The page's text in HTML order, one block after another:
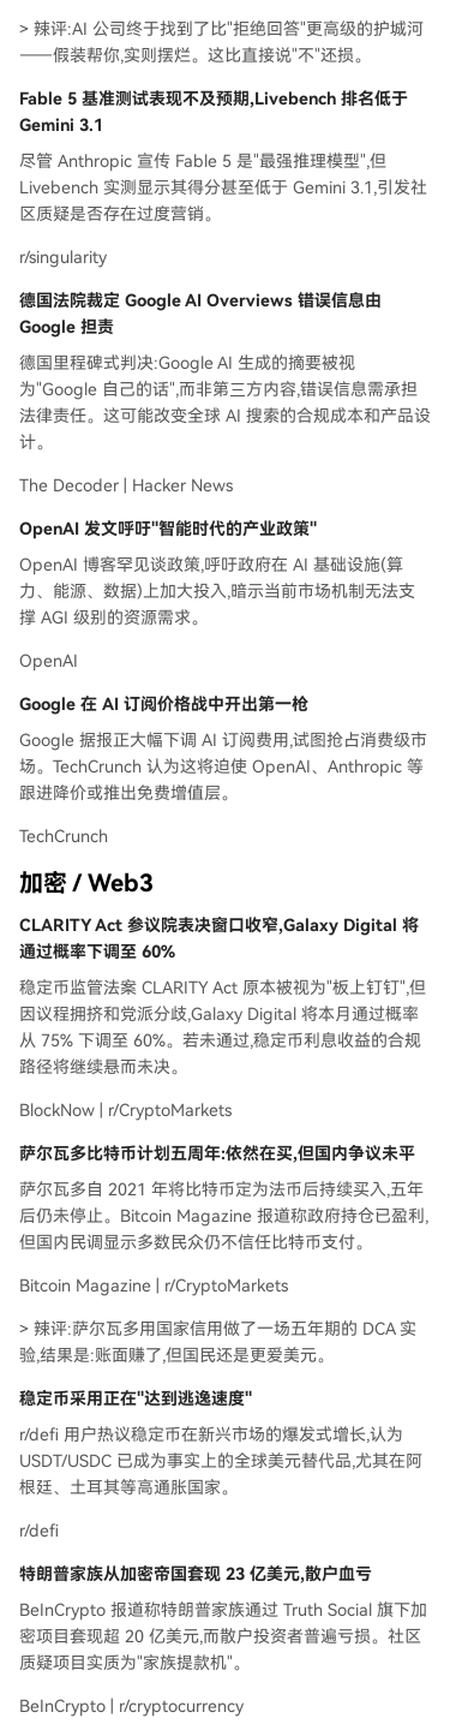
观**：美股早盘异动与特朗普宣布军事事件的时间
点引发内幕交易质疑。美银发出强烈熊市预警。科
技股连续下跌，市场争论是板块轮动还是泡沫破
裂。地缘冲突（美军与伊朗交火）推高油价，加剧
趋势**：SpaceX IPO获狂热认购。Starlink将硬件
收费模式改为月租。人形机器人价格因中国供应链
量产而大幅下降。 **总结**：当前市场同时反映了
AI叙事从无限增长转向零和博弈，以及地缘冲突风
险加剧的担忧。资本同时在逃离地球（SpaceX）
和押注自动化（机器人）两端下注，普通大众则感
到被挤压。
> 辣评:AI 公司终于找到了比"拒绝回答"更高级的护城河
——假装帮你,实则摆烂。这比直接说"不"还损。
Fable 5 基准测试表现不及预期,Livebench 排名低于
Gemini 3.1
尽管 Anthropic 宣传 Fable 5 是"最强推理模型",但
Livebench 实测显示其得分甚至低于 Gemini 3.1,引发社
区质疑是否存在过度营销。
r/singularity
德国法院裁定 Google AI Overviews 错误信息由
Google 担责
德国里程碑式判决:Google AI 生成的摘要被视
为"Google 自己的话",而非第三方内容,错误信息需承担
法律责任。这可能改变全球 AI 搜索的合规成本和产品设
计。
The Decoder | Hacker News
OpenAI 发文呼吁"智能时代的产业政策"
OpenAI 博客罕见谈政策,呼吁政府在 AI 基础设施(算
力、能源、数据)上加大投入,暗示当前市场机制无法支
撑 AGI 级别的资源需求。
OpenAI
Google 在 AI 订阅价格战中开出第一枪
Google 据报正大幅下调 AI 订阅费用,试图抢占消费级市
场。TechCrunch 认为这将迫使 OpenAI、Anthropic 等
跟进降价或推出免费增值层。
TechCrunch
加密 / Web3
CLARITY Act 参议院表决窗口收窄,Galaxy Digital 将
通过概率下调至 60%
稳定币监管法案 CLARITY Act 原本被视为"板上钉钉",但
因议程拥挤和党派分歧,Galaxy Digital 将本月通过概率
从 75% 下调至 60%。若未通过,稳定币利息收益的合规
路径将继续悬而未决。
BlockNow | r/CryptoMarkets
萨尔瓦多比特币计划五周年:依然在买,但国内争议未平
萨尔瓦多自 2021 年将比特币定为法币后持续买入,五年
后仍未停止。Bitcoin Magazine 报道称政府持仓已盈利,
但国内民调显示多数民众仍不信任比特币支付。
Bitcoin Magazine | r/CryptoMarkets
> 辣评:萨尔瓦多用国家信用做了一场五年期的 DCA 实
验,结果是:账面赚了,但国民还是更爱美元。
稳定币采用正在"达到逃逸速度"
r/defi 用户热议稳定币在新兴市场的爆发式增长,认为
USDT/USDC 已成为事实上的全球美元替代品,尤其在阿
根廷、土耳其等高通胀国家。
r/defi
特朗普家族从加密帝国套现 23 亿美元,散户血亏
BeInCrypto 报道称特朗普家族通过 Truth Social 旗下加
密项目套现超 20 亿美元,而散户投资者普遍亏损。社区
质疑项目实质为"家族提款机"。
BeInCrypto | r/cryptocurrency